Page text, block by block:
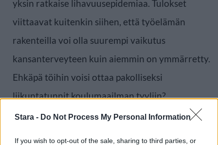
Stara - Do Not Process My Personal Information
If you wish to opt-out of the sale, sharing to third parties, or
yksin ratkaise lihavuusepidemiaa. Tulokset
viittaavat kuitenkin siihen, että työelämän
rakenteilla voi olla suurempi vaikutus
kansanterveyteen kuin aiemmin on ymmärretty.
Ehkäpä töihin voisi ottaa pakolliseksi
liikuntatunnit koulumaailman tyyliin?